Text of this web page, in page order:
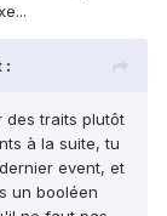
:
des traits plutôt
à la suite, tu
event, et
un booléen